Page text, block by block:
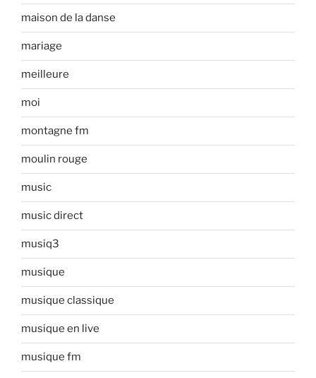
maison de la danse
mariage
meilleure
moi
montagne fm
moulin rouge
music
music direct
musiq3
musique
musique classique
musique en live
musique fm